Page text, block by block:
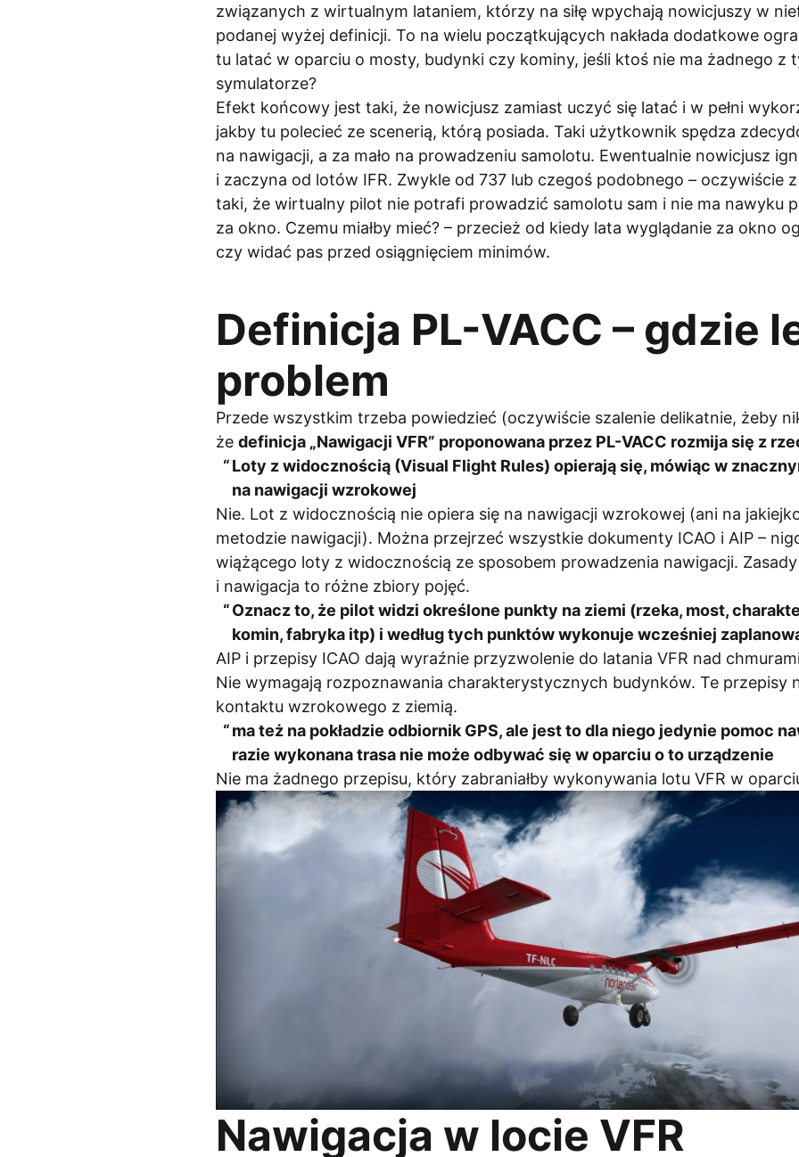
związanych z wirtualnym lataniem, którzy na siłę wpychają nowicjuszy w
podanej wyżej definicji. To na wielu początkujących nakłada dodatkowe
tu latać w oparciu o mosty, budynki czy kominy, jeśli ktoś nie ma żadnego z
symulatorze?
Efekt końcowy jest taki, że nowicjusz zamiast uczyć się latać i w pełni
jakby tu polecieć ze scenerią, którą posiada. Taki użytkownik spędza
na nawigacji, a za mało na prowadzeniu samolotu. Ewentualnie nowicjusz
i zaczyna od lotów IFR. Zwykle od 737 lub czegoś podobnego – oczywiście
taki, że wirtualny pilot nie potrafi prowadzić samolotu sam i nie ma nawyku
za okno. Czemu miałby mieć? – przecież od kiedy lata wyglądanie za okno
czy widać pas przed osiągnięciem minimów.
Definicja PL-VACC – gdzie
problem
Przede wszystkim trzeba powiedzieć (oczywiście szalenie delikatnie, żeby
że definicja „Nawigacji VFR” proponowana przez PL-VACC rozmija się z
Loty z widocznością (Visual Flight Rules) opierają się, mówiąc w
na nawigacji wzrokowej
Nie. Lot z widocznością nie opiera się na nawigacji wzrokowej (ani na
metodzie nawigacji). Można przejrzeć wszystkie dokumenty ICAO i AIP –
wiążącego loty z widocznością ze sposobem prowadzenia nawigacji.
i nawigacja to różne zbiory pojęć.
Oznacz to, że pilot widzi określone punkty na ziemi (rzeka, most,
komin, fabryka itp) i według tych punktów wykonuje wcześniej
AIP i przepisy ICAO dają wyraźnie przyzwolenie do latania VFR nad
Nie wymagają rozpoznawania charakterystycznych budynków. Te przepisy
kontaktu wzrokowego z ziemią.
ma też na pokładzie odbiornik GPS, ale jest to dla niego jedynie pomoc
razie wykonana trasa nie może odbywać się w oparciu o to urządzenie
Nie ma żadnego przepisu, który zabraniałby wykonywania lotu VFR w
Nawigacja w locie VFR